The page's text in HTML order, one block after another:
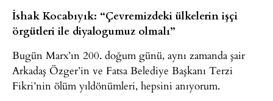
İshak Kocabıyık: “Çevremizdeki ülkelerin işçi
örgütleri ile diyalogumuz olmalı”
Bugün Marx’ın 200. doğum günü, aynı zamanda şair
Arkadaş Özger’in ve Fatsa Belediye Başkanı Terzi
Fikri’nin ölüm yıldönümleri, hepsini anıyorum.